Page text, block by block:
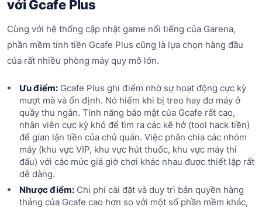
với Gcafe Plus
Cùng với hệ thống cập nhật game nổi tiếng của Garena,
phần mềm tính tiền Gcafe Plus cũng là lựa chọn hàng đầu
của rất nhiều phòng máy quy mô lớn.
Ưu điểm:Gcafe Plus ghi điểm nhờ sự hoạt động cực kỳ
mượt mà và ổn định. Nó hiếm khi bị treo hay đơ máy ở
quầy thu ngân. Tính năng bảo mật của Gcafe rất cao,
nhân viên cực kỳ khó để tìm ra các kẽ hở (tool hack tiền)
để gian lận tiền của chủ quán. Việc phân chia các nhóm
máy (khu vực VIP, khu vực hút thuốc, khu vực máy thi
đấu) với các mức giá giờ chơi khác nhau được thiết lập rất
dễ dàng.
Nhược điểm:Chi phí cài đặt và duy trì bản quyền hàng
tháng của Gcafe cao hơn so với một số phần mềm khác,